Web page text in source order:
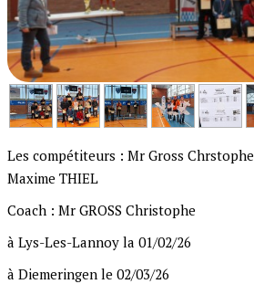
Les compétiteurs : Mr Gross
Maxime THIEL
Coach : Mr GROSS Christophe
à Lys-Les-Lannoy la 01/02/26
à Diemeringen le 02/03/26